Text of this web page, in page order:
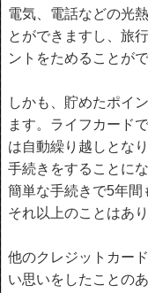
電気、電話などの光
とができますし、旅
ントをためることがで
しかも、貯めたポイ
ます。ライフカード
は自動繰り越しとな
手続きをすることに
簡単な手続きで5年間
それ以上のことはあり
他のクレジットカー
い思いをしたことの